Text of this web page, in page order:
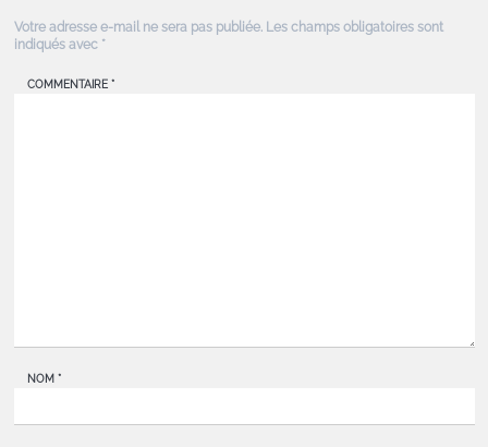
Votre adresse e-mail ne sera pas publiée. Les champs obligatoires sont
indiqués avec *
COMMENTAIRE *
NOM *